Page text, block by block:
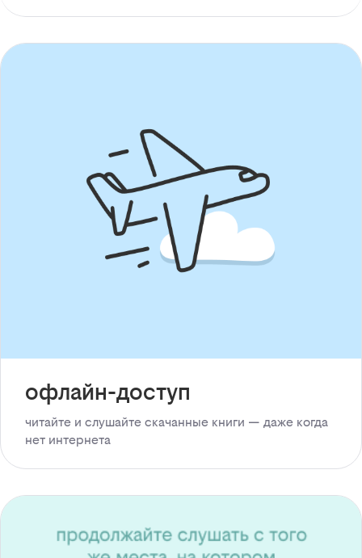
офлайн-доступ
читайте и слушайте скачанные книги — даже когда
нет интернета